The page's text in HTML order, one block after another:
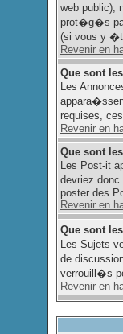
web public),
prot�g�s
(si vous y
Revenir en
Que sont
Les
requises,
Revenir en
Que sont
Les Post-it
devriez
poster des
Revenir en
Que sont
Les Sujets
de
verrouill�s
Revenir en